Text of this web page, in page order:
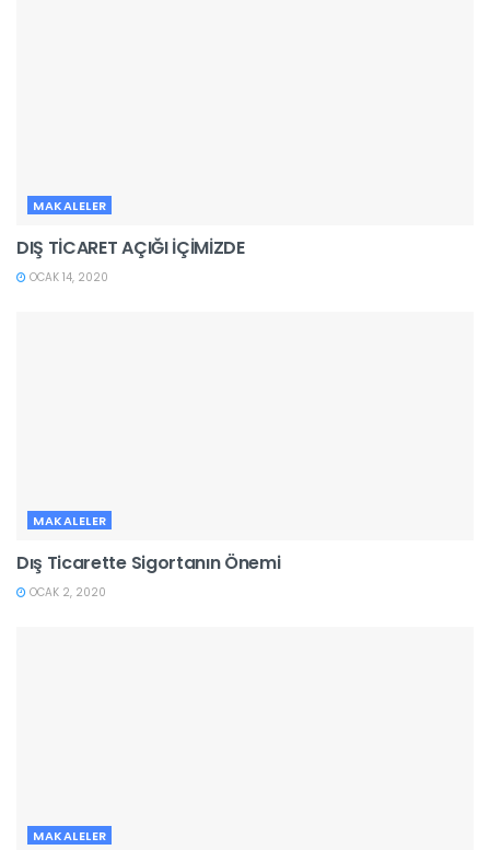
MAKALELER
DIŞ TİCARET AÇIĞI İÇİMİZDE
OCAK 14, 2020
MAKALELER
Dış Ticarette Sigortanın Önemi
OCAK 2, 2020
MAKALELER